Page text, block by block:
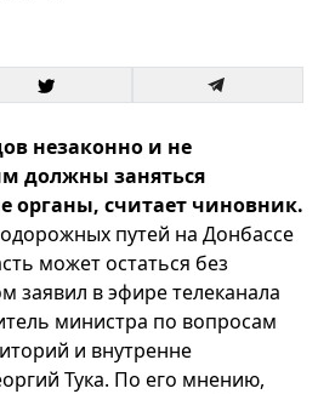
незаконно и не
должны заняться
органы, считает чиновник.
путей на Донбассе
может остаться без
заявил в эфире телеканала
министра по вопросам
и внутренне
Тука. По его мнению,